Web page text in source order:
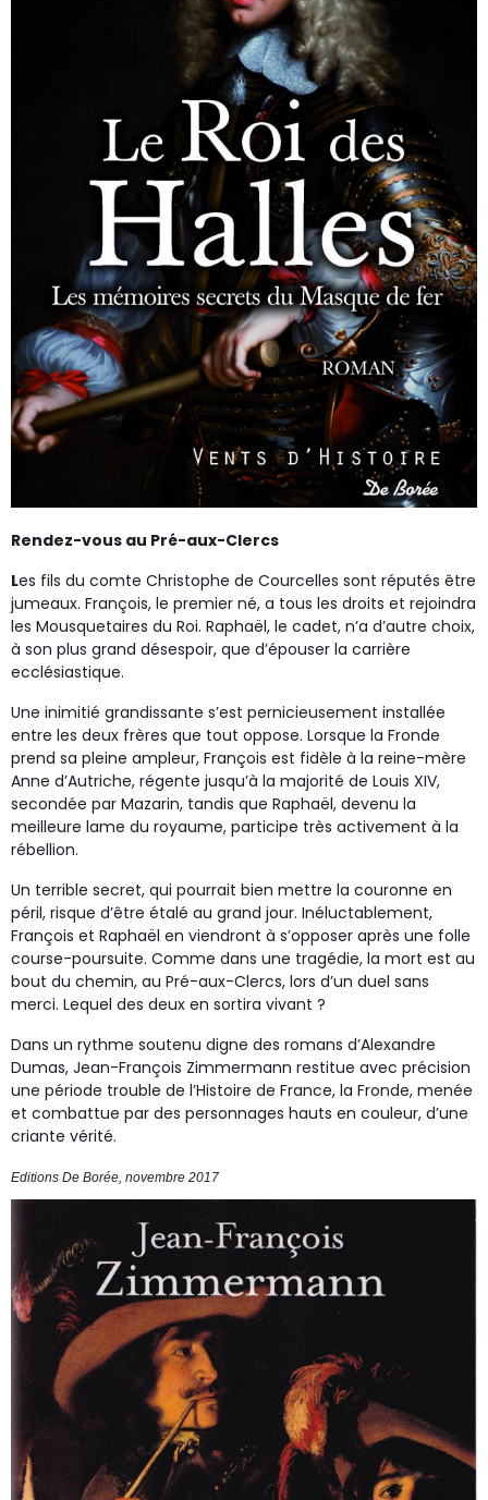
Rendez-vous au Pré-aux-Clercs
Les fils du comte Christophe de Courcelles sont réputés être
jumeaux. François, le premier né, a tous les droits et rejoindra
les Mousquetaires du Roi. Raphaël, le cadet, n’a d’autre choix,
à son plus grand désespoir, que d’épouser la carrière
ecclésiastique.
Une inimitié grandissante s’est pernicieusement installée
entre les deux frères que tout oppose. Lorsque la Fronde
prend sa pleine ampleur, François est fidèle à la reine-mère
Anne d’Autriche, régente jusqu’à la majorité de Louis XIV,
secondée par Mazarin, tandis que Raphaël, devenu la
meilleure lame du royaume, participe très activement à la
rébellion.
Un terrible secret, qui pourrait bien mettre la couronne en
péril, risque d’être étalé au grand jour. Inéluctablement,
François et Raphaël en viendront à s’opposer après une folle
course-poursuite. Comme dans une tragédie, la mort est au
bout du chemin, au Pré-aux-Clercs, lors d’un duel sans
merci. Lequel des deux en sortira vivant ?
Dans un rythme soutenu digne des romans d’Alexandre
Dumas, Jean-François Zimmermann restitue avec précision
une période trouble de l’Histoire de France, la Fronde, menée
et combattue par des personnages hauts en couleur, d’une
criante vérité.
Editions De Borée, novembre 2017